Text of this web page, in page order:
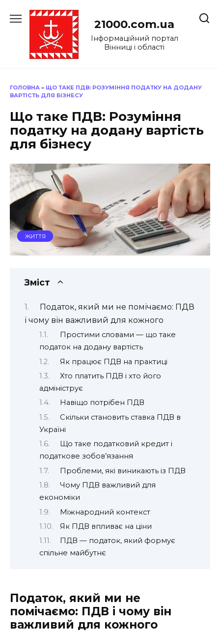
до
21000.com.ua
Інформаційний портал
Вінниці і області
ГОЛОВНА » ЩО ТАКЕ ПДВ: РОЗУМІННЯ ПОДАТКУ НА ДОДАНУ
ВАРТІСТЬ ДЛЯ БІЗНЕСУ
Що таке ПДВ: Розуміння
податку на додану вартість
для бізнесу
ЖИТТЯ
Зміст
Податок, який ми не помічаємо: ПДВ
і чому він важливий для кожного
Простими словами — що таке
податок на додану вартість
Як працює ПДВ на практиці
Хто платить ПДВ і хто його
адмініструє
Навіщо потрібен ПДВ
Скільки становить ставка ПДВ в
Україні
Що таке податковий кредит і
податкове зобов’язання
Проблеми, які виникають із ПДВ
Чому ПДВ важливий для
економіки
Міжнародний контекст
Як ПДВ впливає на ціни
ПДВ — податок, який формує
спільне майбутнє
Податок, який ми не
помічаємо: ПДВ і чому він
важливий для кожного